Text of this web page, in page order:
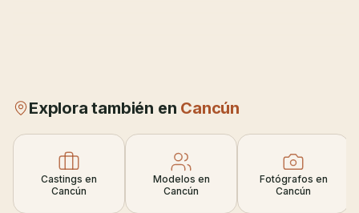
Explora también en Cancún
Castings en
Cancún
Modelos en
Cancún
Fotógrafos en
Cancún